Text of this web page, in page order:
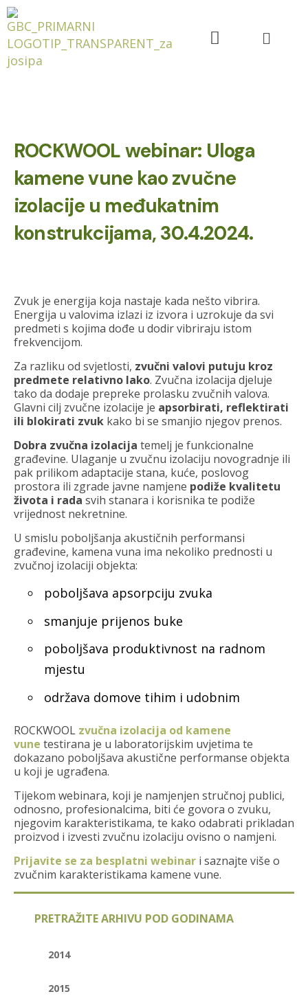
ROCKWOOL webinar: Uloga
kamene vune kao zvučne
izolacije u međukatnim
konstrukcijama, 30.4.2024.
Zvuk je energija koja nastaje kada nešto vibrira.
Energija u valovima izlazi iz izvora i uzrokuje da svi
predmeti s kojima dođe u dodir vibriraju istom
frekvencijom.
Za razliku od svjetlosti, zvučni valovi putuju kroz
predmete relativno lako. Zvučna izolacija djeluje
tako da dodaje prepreke prolasku zvučnih valova.
Glavni cilj zvučne izolacije je apsorbirati, reflektirati
ili blokirati zvuk kako bi se smanjio njegov prenos.
Dobra zvučna izolacija temelj je funkcionalne
građevine. Ulaganje u zvučnu izolaciju novogradnje ili
pak prilikom adaptacije stana, kuće, poslovog
prostora ili zgrade javne namjene podiže kvalitetu
života i rada svih stanara i korisnika te podiže
vrijednost nekretnine.
U smislu poboljšanja akustičnih performansi
građevine, kamena vuna ima nekoliko prednosti u
zvučnoj izolaciji objekta:
poboljšava apsorpciju zvuka
smanjuje prijenos buke
poboljšava produktivnost na radnom
mjestu
održava domove tihim i udobnim
ROCKWOOL zvučna izolacija od kamene
vune testirana je u laboratorijskim uvjetima te
dokazano poboljšava akustične performanse objekta
u koji je ugrađena.
Tijekom webinara, koji je namjenjen stručnoj publici,
odnosno, profesionalcima, biti će govora o zvuku,
njegovim karakteristikama, te kako odabrati prikladan
proizvod i izvesti zvučnu izolaciju ovisno o namjeni.
Prijavite se za besplatni webinar i saznajte više o
zvučnim karakteristikama kamene vune.
PRETRAŽITE ARHIVU POD GODINAMA
2014
2015